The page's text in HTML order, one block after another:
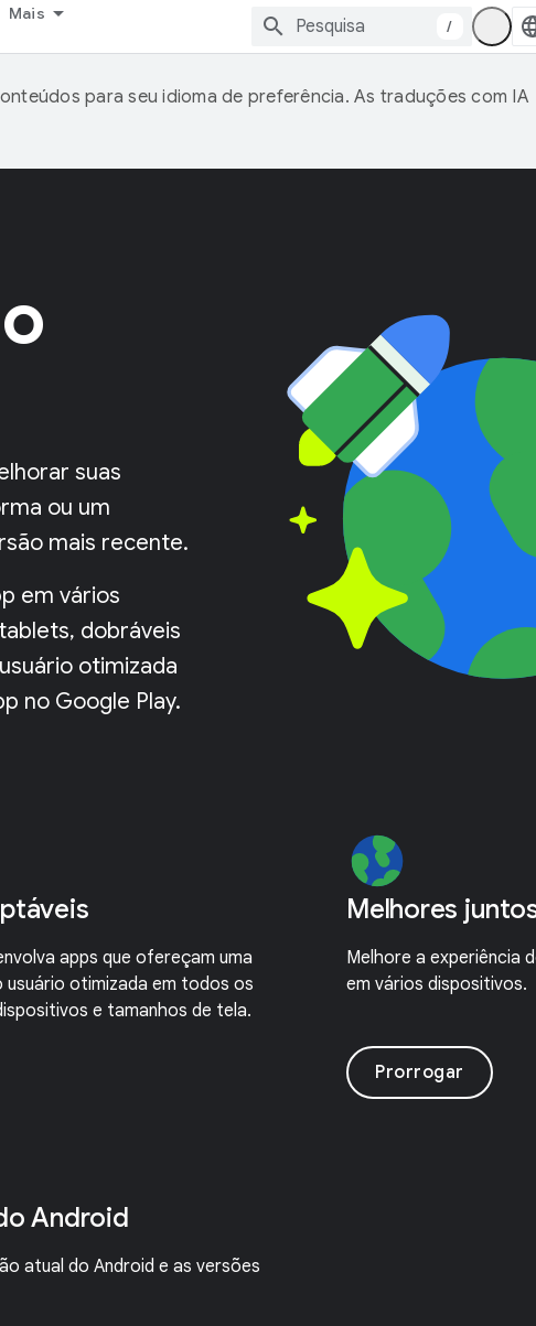
Mais
/
para seu idioma de preferência. As traduções com IA
suas
ou um
mais recente.
em vários
dobráveis
otimizada
no Google Play.
apps que ofereçam uma
usuário otimizada em todos os
e tamanhos de tela.
Melhores
Melhore a experiência
em vários dispositivos.
Prorrogar
Android
atual do Android e as versões